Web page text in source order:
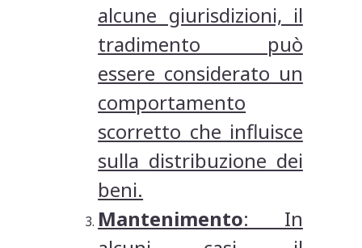
alcune giurisdizioni, il
tradimento può
essere considerato un
comportamento
scorretto che influisce
sulla distribuzione dei
beni.
Mantenimento: In